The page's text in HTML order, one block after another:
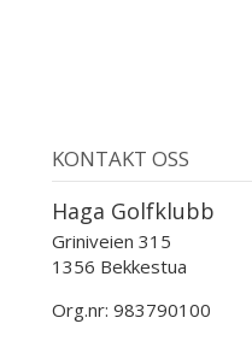
KONTAKT OSS
Haga Golfklubb
Griniveien 315
1356 Bekkestua
Org.nr: 983790100